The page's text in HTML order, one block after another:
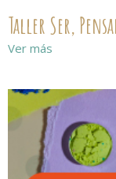
Taller Ser,
Ver más